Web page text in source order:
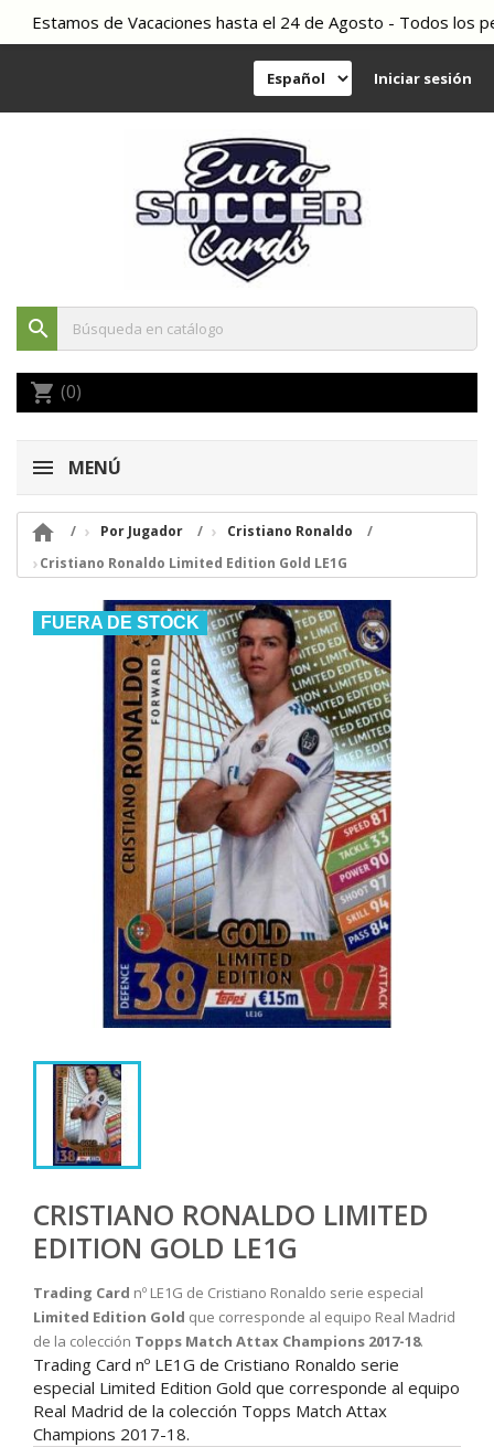
Estamos de Vacaciones hasta el 24 de Agosto - Todos los
Iniciar sesión
search
shopping_cart (0)
MENÚ
 Por Jugador
Cristiano Ronaldo
Cristiano Ronaldo Limited Edition Gold LE1G
FUERA DE STOCK
CRISTIANO RONALDO LIMITED
EDITION GOLD LE1G
Trading Card nº LE1G de Cristiano Ronaldo serie especial
Limited Edition Gold que corresponde al equipo Real Madrid
de la colección Topps Match Attax Champions 2017-18.
Trading Card nº LE1G de Cristiano Ronaldo serie
especial Limited Edition Gold que corresponde al equipo
Real Madrid de la colección Topps Match Attax
Champions 2017-18.